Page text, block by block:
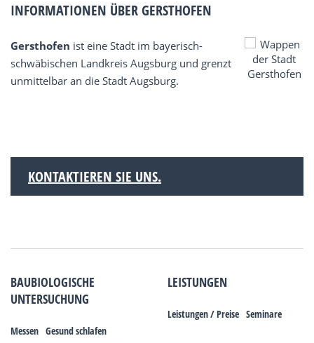
INFORMATIONEN ÜBER GERSTHOFEN
Gersthofen ist eine Stadt im bayerisch-
schwäbischen Landkreis Augsburg und grenzt
unmittelbar an die Stadt Augsburg.
KONTAKTIEREN SIE UNS.
BAUBIOLOGISCHE
UNTERSUCHUNG
Messen Gesund schlafen
LEISTUNGEN
Leistungen / Preise Seminare